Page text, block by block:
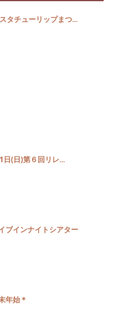
タチューリップまつ...
日(日)第６回リレ...
ブインナイトシアター
年始＊